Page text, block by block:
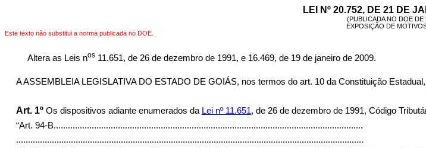
LEI Nº 20.752, DE 21 DE
(PUBLICADA NO DOE DE
EXPOSIÇÃO DE
Este texto não substitui a norma publicada no DOE.
Altera as Leis nos11.651, de 26 de dezembro de 1991, e 16.469, de 19 de janeiro de 2009.
A ASSEMBLEIA LEGISLATIVA DO ESTADO DE GOIÁS, nos termos do art. 10 da Constituição
Art. 1º Os dispositivos adiante enumerados da Lei nº 11.651, de 26 de dezembro de 1991, Código
“Art. 94-B..................................................................................................................................
..................................................................................................................................................